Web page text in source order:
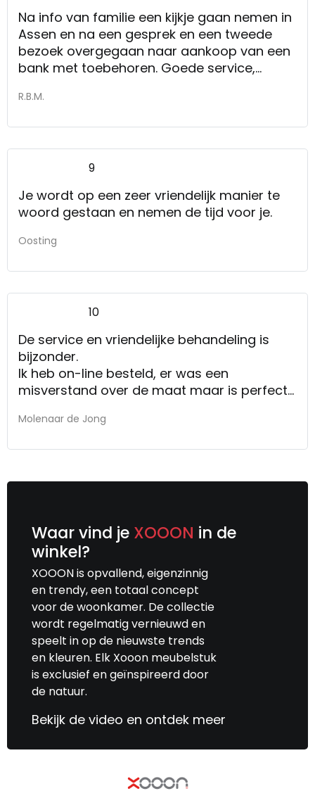
Na info van familie een kijkje gaan nemen in
Assen en na een gesprek en een tweede
bezoek overgegaan naar aankoop van een
bank met toebehoren. Goede service,
R.B.M.
9
Je wordt op een zeer vriendelijk manier te
woord gestaan en nemen de tijd voor je.
Oosting
10
De service en vriendelijke behandeling is
bijzonder.
Ik heb on-line besteld, er was een
misverstand over de maat maar is perfect
te ver weg om even binnen te lopen.
Molenaar de Jong
Waar vind je XOOON in de
winkel?
XOOON is opvallend, eigenzinnig
en trendy, een totaal concept
voor de woonkamer. De collectie
wordt regelmatig vernieuwd en
speelt in op de nieuwste trends
en kleuren. Elk Xooon meubelstuk
is exclusief en geïnspireerd door
de natuur.
Bekijk de video en ontdek meer